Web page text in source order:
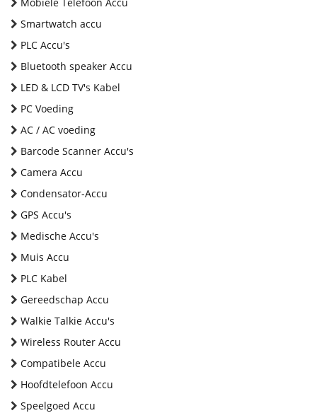
Smartwatch accu
PLC Accu's
Bluetooth speaker Accu
LED & LCD TV's Kabel
PC Voeding
AC / AC voeding
Barcode Scanner Accu's
Camera Accu
Condensator-Accu
GPS Accu's
Medische Accu's
Muis Accu
PLC Kabel
Gereedschap Accu
Walkie Talkie Accu's
Wireless Router Accu
Compatibele Accu
Hoofdtelefoon Accu
Speelgoed Accu